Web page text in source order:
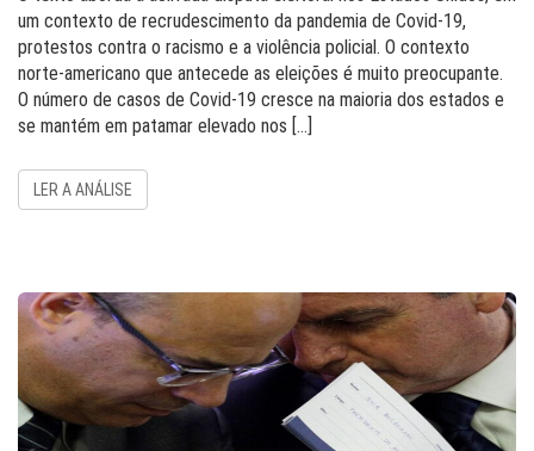
um contexto de recrudescimento da pandemia de Covid-19,
protestos contra o racismo e a violência policial. O contexto
norte-americano que antecede as eleições é muito preocupante.
O número de casos de Covid-19 cresce na maioria dos estados e
se mantém em patamar elevado nos […]
LER A ANÁLISE